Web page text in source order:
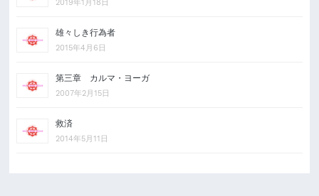
2019年1月18日
雄々しき行為者
2015年4月6日
第三章 カルマ・ヨーガ
2007年2月15日
救済
2014年5月11日